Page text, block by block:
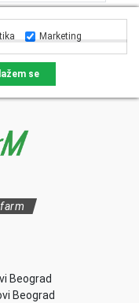
Beograd
Beograd
Marketing
se